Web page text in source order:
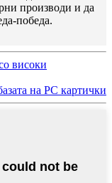
производи и да
победа.
високи
на PC картички